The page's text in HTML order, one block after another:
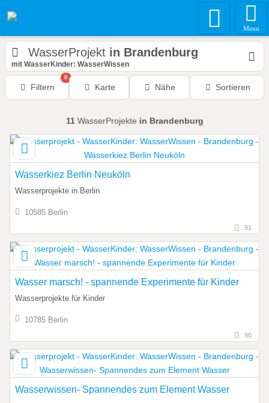
Menu
WasserProjekt in Brandenburg
mit WasserKinder: WasserWissen
Filtern
0
Karte Nähe Sortieren
11WasserProjekte in Brandenburg
Wasserkiez Berlin Neuköln
Wasserprojekte in Berlin
10585 Berlin
91
Wasser marsch! - spannende Experimente für Kinder
Wasserprojekte für Kinder
10785 Berlin
90
Wasserwissen- Spannendes zum Element Wasser